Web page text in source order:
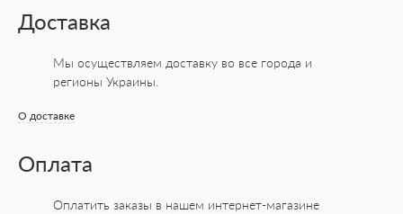
Доставка
Мы осуществляем доставку во все города и
регионы Украины.
О доставке
Оплата
Оплатить заказы в нашем интернет-магазине